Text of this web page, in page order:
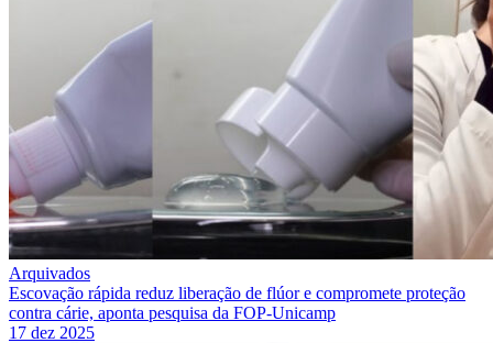
Arquivados
Escovação rápida reduz liberação de flúor e compromete proteção
contra cárie, aponta pesquisa da FOP-Unicamp
17 dez 2025